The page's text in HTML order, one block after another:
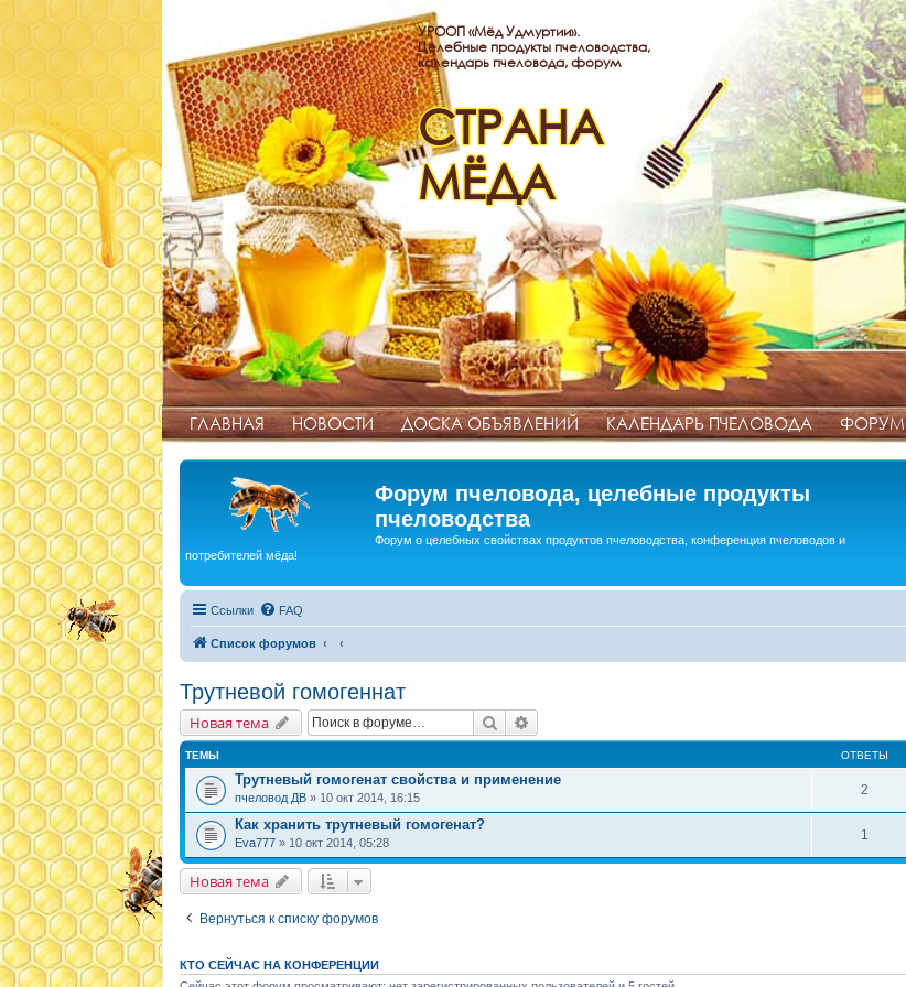
УРООП «Мёд Удмуртии».
Целебные продукты пчеловодства,
календарь пчеловода, форум
СТРАНА
МЁДА
ГЛАВНАЯ НОВОСТИ ДОСКА ОБЪЯВЛЕНИЙ КАЛЕНДАРЬ ПЧЕЛОВОДА ФОРУМ
Форум пчеловода, целебные продукты
пчеловодства
Форум о целебных свойствах продуктов пчеловодства, конференция пчеловодов и
потребителей мёда!
Ссылки FAQ
Список форумов
Трутневой гомогеннат
Новая тема Поиск
ТЕМЫ ОТВЕТЫ
Трутневый гомогенат свойства и применение
пчеловод ДВ » 10 окт 2014, 16:15
2
Как хранить трутневый гомогенат?
Eva777 » 10 окт 2014, 05:28
1
Новая тема
Вернуться к списку форумов
КТО СЕЙЧАС НА КОНФЕРЕНЦИИ